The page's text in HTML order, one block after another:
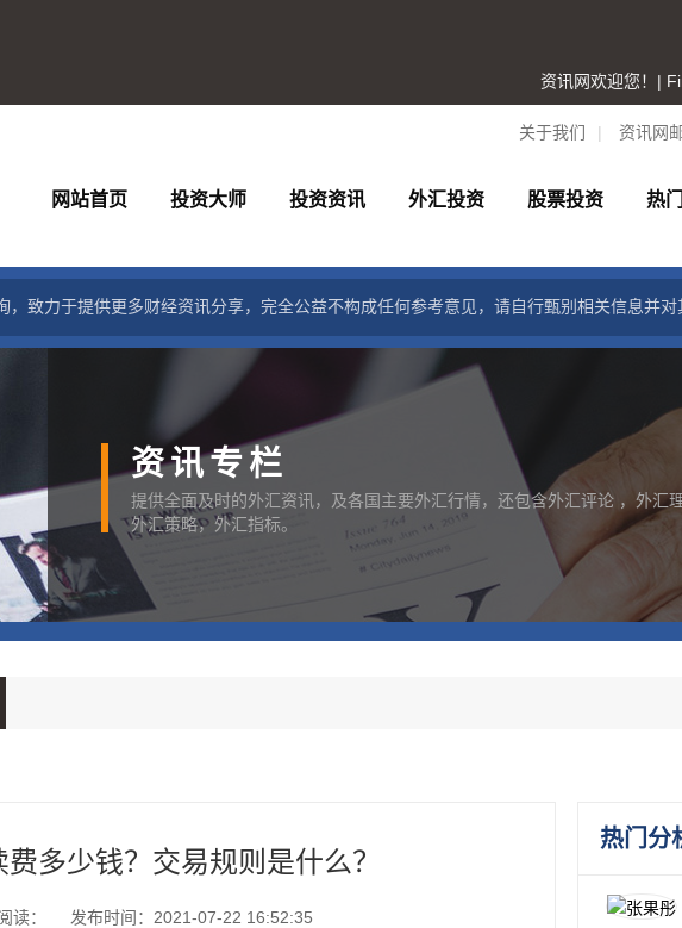
资讯网欢迎您！|
关于我们 | 资讯网
网站首页 投资大师 投资资讯 外汇投资 股票投资 热
致力于提供更多财经资讯分享，完全公益不构成任何参考意见，请自行甄别相关信息并对
资讯专栏
提供全面及时的外汇资讯，及各国主要外汇行情，还包含外汇评论 ，外汇
外汇策略，外汇指标。
多少钱？交易规则是什么？
读： 发布时间：2021-07-22 16:52:35
热门分